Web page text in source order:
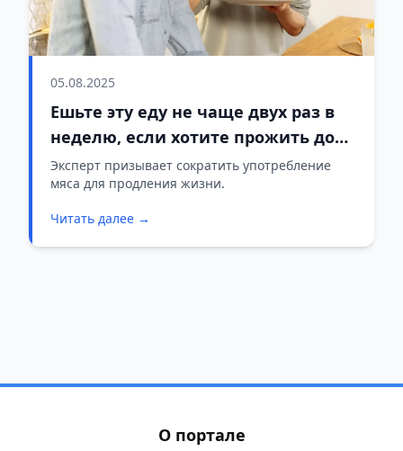
05.08.2025
Ешьте эту еду не чаще двух раз в
неделю, если хотите прожить до
100 лет – совет эксперта по
долголетию
Эксперт призывает сократить употребление
мяса для продления жизни.
Читать далее →
О портале